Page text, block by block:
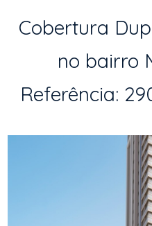
Cobertura
no bairro
Referência: